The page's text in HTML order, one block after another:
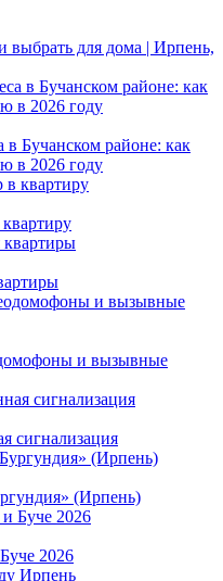
выбрать для дома | Ирпень,
в Бучанском районе: как
в 2026 году
и вызывные
сигнализация
(Ирпень)
2026